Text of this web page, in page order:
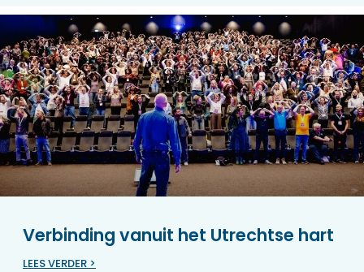
Verbinding vanuit het Utrechtse hart
LEES VERDER >